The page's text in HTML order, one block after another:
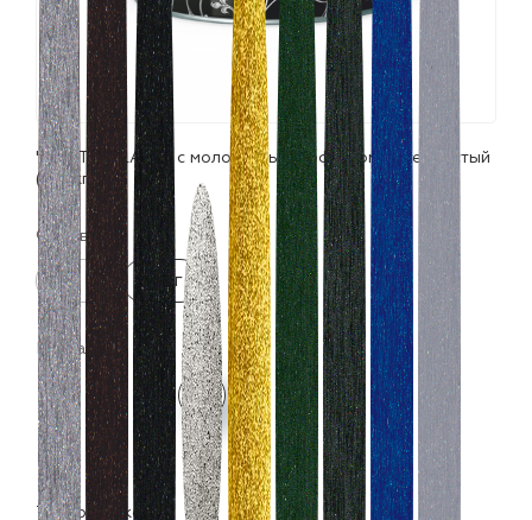
"CERTA-PLAST" с молотковым эффектом серебристый
(10,0кг)
Фасовка:
0.8 кг 10 кг
Цвета:
Термостойкость: